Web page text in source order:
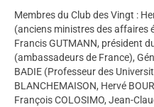
Membres du Club des Vingt :
(anciens ministres des affaires
Francis GUTMANN, président
(ambassadeurs de France),
BADIE (Professeur des
BLANCHEMAISON, Hervé
François COLOSIMO, Jean-